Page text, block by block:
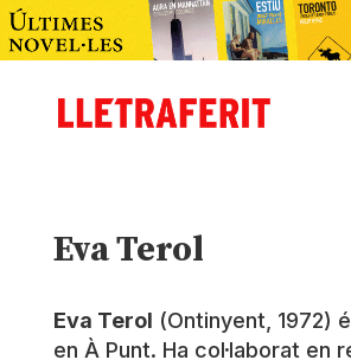
Eva Terol
Eva Terol (Ontinyent, 1972)
en À Punt. Ha col·laborat en